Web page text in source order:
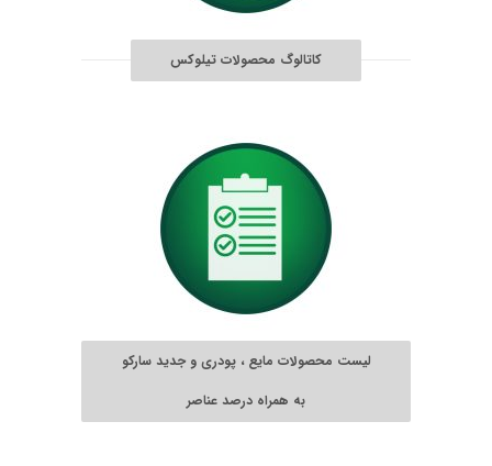
کاتالوگ محصولات تیلوکس
لیست محصولات مایع ، پودری و جدید سارکو
به همراه درصد عناصر